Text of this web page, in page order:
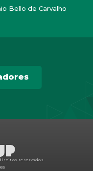
Bello de Carvalho
reservados.